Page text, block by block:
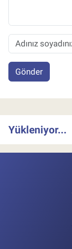
Gönder
Yükleniyor...